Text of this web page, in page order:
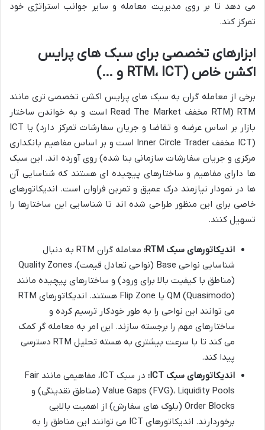
می دهد تا بر روی مدیریت معامله و سایر جوانب استراتژی خود
تمرکز کند.
ابزارهای تخصصی برای سبک های پرایس
اکشن خاص (RTM، ICT و …)
برخی از معامله گران به سبک های پرایس اکشن تخصصی تری مانند
RTM (RTM مخفف Read The Market است و به خواندن ساختار
بازار بر اساس عرضه و تقاضا و جریان سفارشات تمرکز دارد) یا ICT
(ICT مخفف Inner Circle Trader است و بر اساس مفاهیم بانکداری
مرکزی و جریان سفارشات سازمانی بنا شده) روی آورده اند. این سبک
ها دارای مفاهیم و ساختارهای پیچیده ای هستند که شناسایی آن
ها در نمودار نیازمند درک عمیق و تمرین فراوان است. اندیکاتورهای
خاصی برای این منظور طراحی شده اند تا شناسایی این ساختارها را
تسهیل کنند.
اندیکاتورهای سبک RTM:
معامله گران RTM به دنبال
شناسایی نواحی Base (نواحی تعادل قیمت)، Quality Zones
(مناطق با کیفیت بالا برای ورود) و ساختارهای پیچیده مانند
QM (Quasimodo) یا Flip Zone هستند. اندیکاتورهای RTM
می توانند این نواحی را به طور خودکار ترسیم کرده و
ساختارهای مهم را برجسته سازند. این امر به معامله گر کمک
می کند تا با سرعت بیشتری به هسته تحلیل RTM دسترسی
پیدا کند.
اندیکاتورهای سبک ICT:
در سبک ICT، مفاهیمی مانند Fair
Value Gaps (FVG)، Liquidity Pools (مناطق نقدینگی) و
Order Blocks (بلوک های سفارش) از اهمیت بالایی
برخوردارند. اندیکاتورهای ICT می توانند این مناطق را به